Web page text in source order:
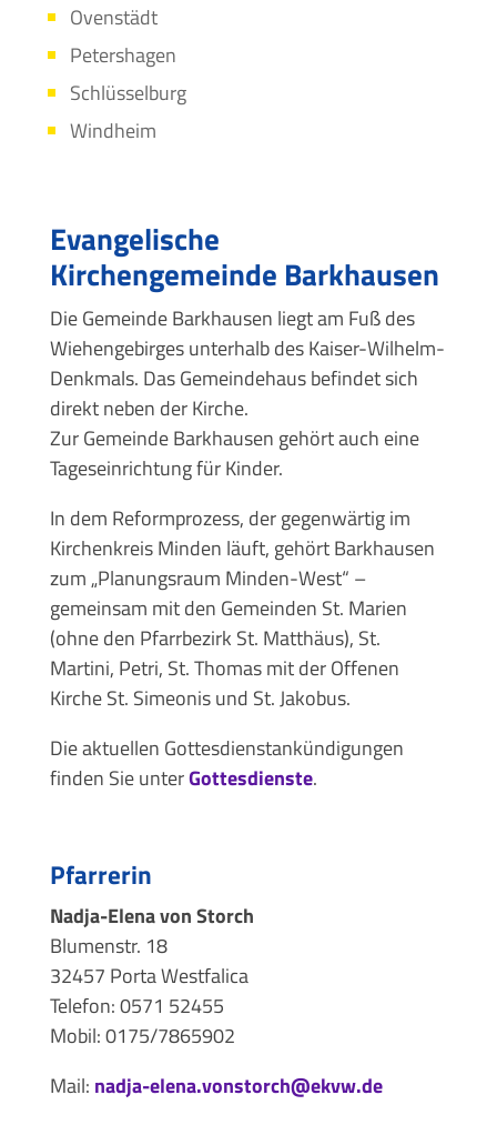
Ovenstädt
Petershagen
Schlüsselburg
Windheim
Evangelische
Kirchengemeinde Barkhausen
Die Gemeinde Barkhausen liegt am Fuß des
Wiehengebirges unterhalb des Kaiser-Wilhelm-
Denkmals. Das Gemeindehaus befindet sich
direkt neben der Kirche.
Zur Gemeinde Barkhausen gehört auch eine
Tageseinrichtung für Kinder.
In dem Reformprozess, der gegenwärtig im
Kirchenkreis Minden läuft, gehört Barkhausen
zum „Planungsraum Minden-West“ –
gemeinsam mit den Gemeinden St. Marien
(ohne den Pfarrbezirk St. Matthäus), St.
Martini, Petri, St. Thomas mit der Offenen
Kirche St. Simeonis und St. Jakobus.
Die aktuellen Gottesdienstankündigungen
finden Sie unterGottesdienste.
Pfarrerin
Nadja-Elena von Storch
Blumenstr. 18
32457 Porta Westfalica
Telefon: 0571 52455
Mobil: 0175/7865902
Mail: nadja-elena.vonstorch@ekvw.de